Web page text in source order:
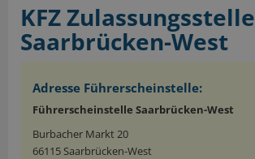
KFZ Zulassungsstelle
Saarbrücken-West
Adresse Führerscheinstelle:
Führerscheinstelle Saarbrücken-West
Burbacher Markt 20
66115 Saarbrücken-West